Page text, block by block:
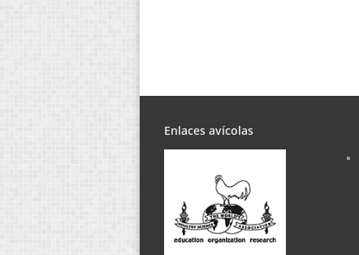
Enlaces avícolas